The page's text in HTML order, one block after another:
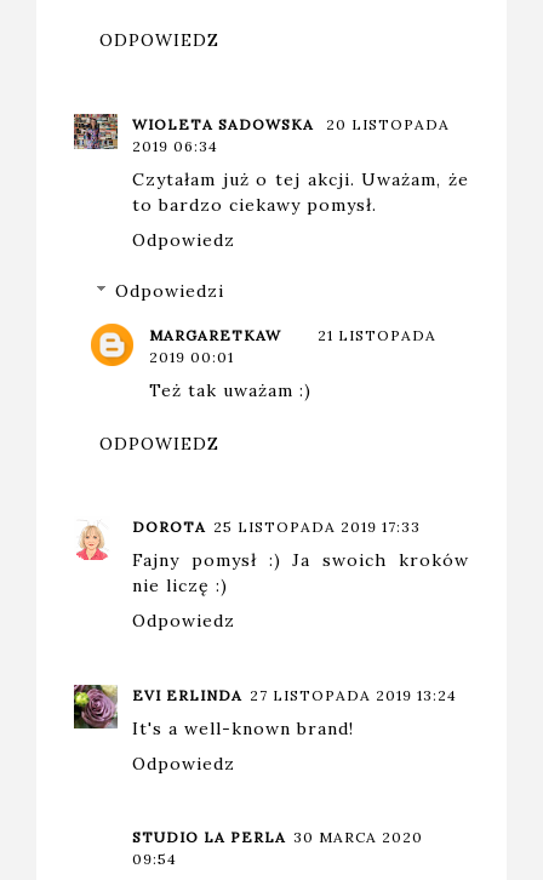
ODPOWIEDZ
WIOLETA SADOWSKA
20 LISTOPADA
2019 06:34
Czytałam już o tej akcji. Uważam, że
to bardzo ciekawy pomysł.
Odpowiedz
Odpowiedzi
MARGARETKAW
21 LISTOPADA
2019 00:01
Też tak uważam :)
ODPOWIEDZ
DOROTA 25 LISTOPADA 2019 17:33
Fajny pomysł :) Ja swoich kroków
nie liczę :)
Odpowiedz
EVI ERLINDA 27 LISTOPADA 2019 13:24
It's a well-known brand!
Odpowiedz
STUDIO LA PERLA 30 MARCA 2020
09:54